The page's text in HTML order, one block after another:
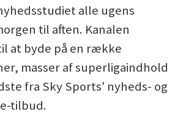
alle ugens
til aften. Kanalen
at byde på en række
masser af superligaindhold
fra Sky Sports' nyheds- og
tilbud.